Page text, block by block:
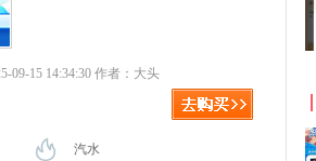
09-15 14:34:30 作者：大头
汽水